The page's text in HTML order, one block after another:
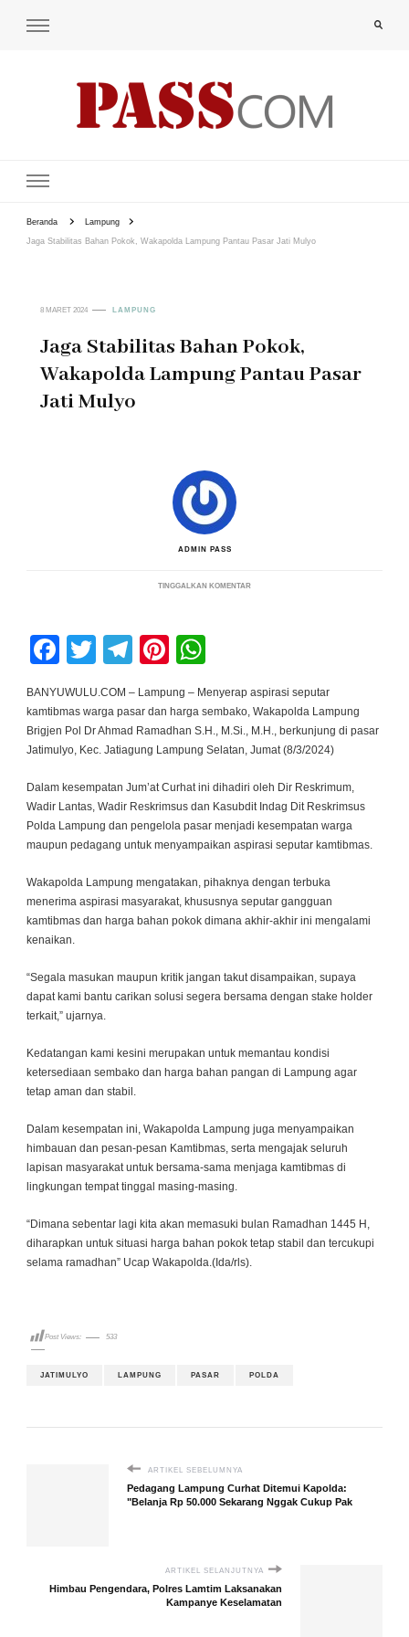
Beranda Lampung
Jaga Stabilitas Bahan Pokok, Wakapolda Lampung Pantau Pasar Jati Mulyo
8 MARET 2024 LAMPUNG
Jaga Stabilitas Bahan Pokok,
Wakapolda Lampung Pantau Pasar
Jati Mulyo
ADMIN PASS
TINGGALKAN KOMENTARPADA
PASAR
JATI
MULYO
Facebook
TwitterTelegram
Pinterest
BANYUWULU.COM – Lampung – Menyerap aspirasi seputar
kamtibmas warga pasar dan harga sembako, Wakapolda Lampung
Brigjen Pol Dr Ahmad Ramadhan S.H., M.Si., M.Η., berkunjung di pasar
Jatimulyo, Kec. Jatiagung Lampung Selatan, Jumat (8/3/2024)
Dalam kesempatan Jum’at Curhat ini dihadiri oleh Dir Reskrimum,
Wadir Lantas, Wadir Reskrimsus dan Kasubdit Indag Dit Reskrimsus
Polda Lampung dan pengelola pasar menjadi kesempatan warga
maupun pedagang untuk menyampaikan aspirasi seputar kamtibmas.
Wakapolda Lampung mengatakan, pihaknya dengan terbuka
menerima aspirasi masyarakat, khususnya seputar gangguan
kamtibmas dan harga bahan pokok dimana akhir-akhir ini mengalami
kenaikan.
“Segala masukan maupun kritik jangan takut disampaikan, supaya
dapat kami bantu carikan solusi segera bersama dengan stake holder
terkait,” ujarnya.
Kedatangan kami kesini merupakan untuk memantau kondisi
ketersediaan sembako dan harga bahan pangan di Lampung agar
tetap aman dan stabil.
Dalam kesempatan ini, Wakapolda Lampung juga menyampaikan
himbauan dan pesan-pesan Kamtibmas, serta mengajak seluruh
lapisan masyarakat untuk bersama-sama menjaga kamtibmas di
lingkungan tempat tinggal masing-masing.
“Dimana sebentar lagi kita akan memasuki bulan Ramadhan 1445 H,
diharapkan untuk situasi harga bahan pokok tetap stabil dan tercukupi
selama ramadhan” Ucap Wakapolda.(Ida/rls).
Post Views: 533
JATIMULYO LAMPUNG PASAR POLDA
ARTIKEL SEBELUMNYA
Pedagang Lampung Curhat Ditemui Kapolda:
"Belanja Rp 50.000 Sekarang Nggak Cukup Pak
ARTIKEL SELANJUTNYA
Himbau Pengendara, Polres Lamtim Laksanakan
Kampanye Keselamatan